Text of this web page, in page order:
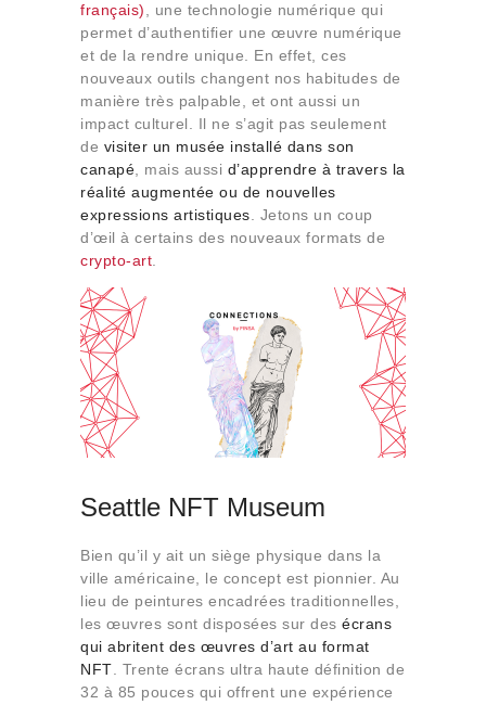
Collaborations
Qui sommes-nous
Contact
français) , une technologie numérique qui
permet d’authentifier une œuvre numérique
et de la rendre unique. En effet, ces
nouveaux outils changent nos habitudes de
manière très palpable, et ont aussi un
impact culturel. Il ne s’agit pas seulement
de visiter un musée installé dans son
canapé , mais aussi d’apprendre à travers la
réalité augmentée ou de nouvelles
expressions artistiques . Jetons un coup
d’œil à certains des nouveaux formats de
crypto-art
Seattle NFT Museum
Bien qu’il y ait un siège physique dans la
ville américaine, le concept est pionnier. Au
lieu de peintures encadrées traditionnelles,
les œuvres sont disposées sur des écrans
qui abritent des œuvres d’art au format
NFT . Trente écrans ultra haute définition de
32 à 85 pouces qui offrent une expérience